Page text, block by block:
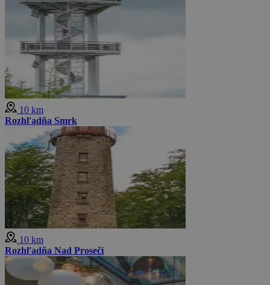
10 km
Rozhľadňa Smrk
10 km
Rozhľadňa Nad Prosečí